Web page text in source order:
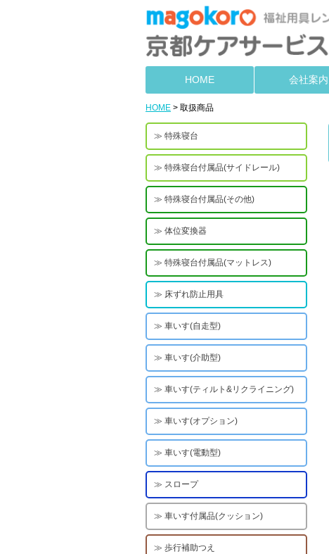
HOME 会社案内
HOME > 取扱商品
特殊寝台
特殊寝台付属品(サイドレール)
特殊寝台付属品(その他)
体位変換器
特殊寝台付属品(マットレス)
床ずれ防止用具
車いす(自走型)
車いす(介助型)
車いす(ティルト&リクライニング)
車いす(オプション)
車いす(電動型)
スロープ
車いす付属品(クッション)
歩行補助つえ